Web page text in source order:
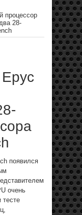
процессор
28-
появился
очень
тесте